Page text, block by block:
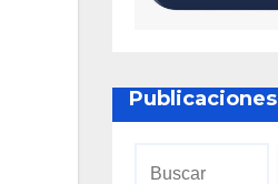
Publicaciones